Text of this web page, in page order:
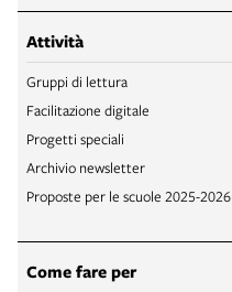
Attività
Gruppi di lettura
Facilitazione digitale
Progetti speciali
Archivio newsletter
Proposte per le scuole 2025-2026
Come fare per